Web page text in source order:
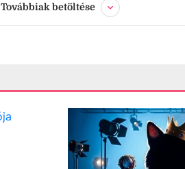
Továbbiak betöltése